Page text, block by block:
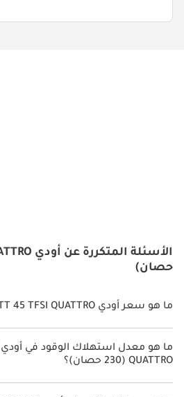
حصان)
ما هو سعر أودي TT 45 TFSI QUATTRO (230 حصان)؟
سعر أودي TT 45 TFSI QUATTRO (230 حصان) هو درهم 430,400.
QUATTRO (230 حصان)؟